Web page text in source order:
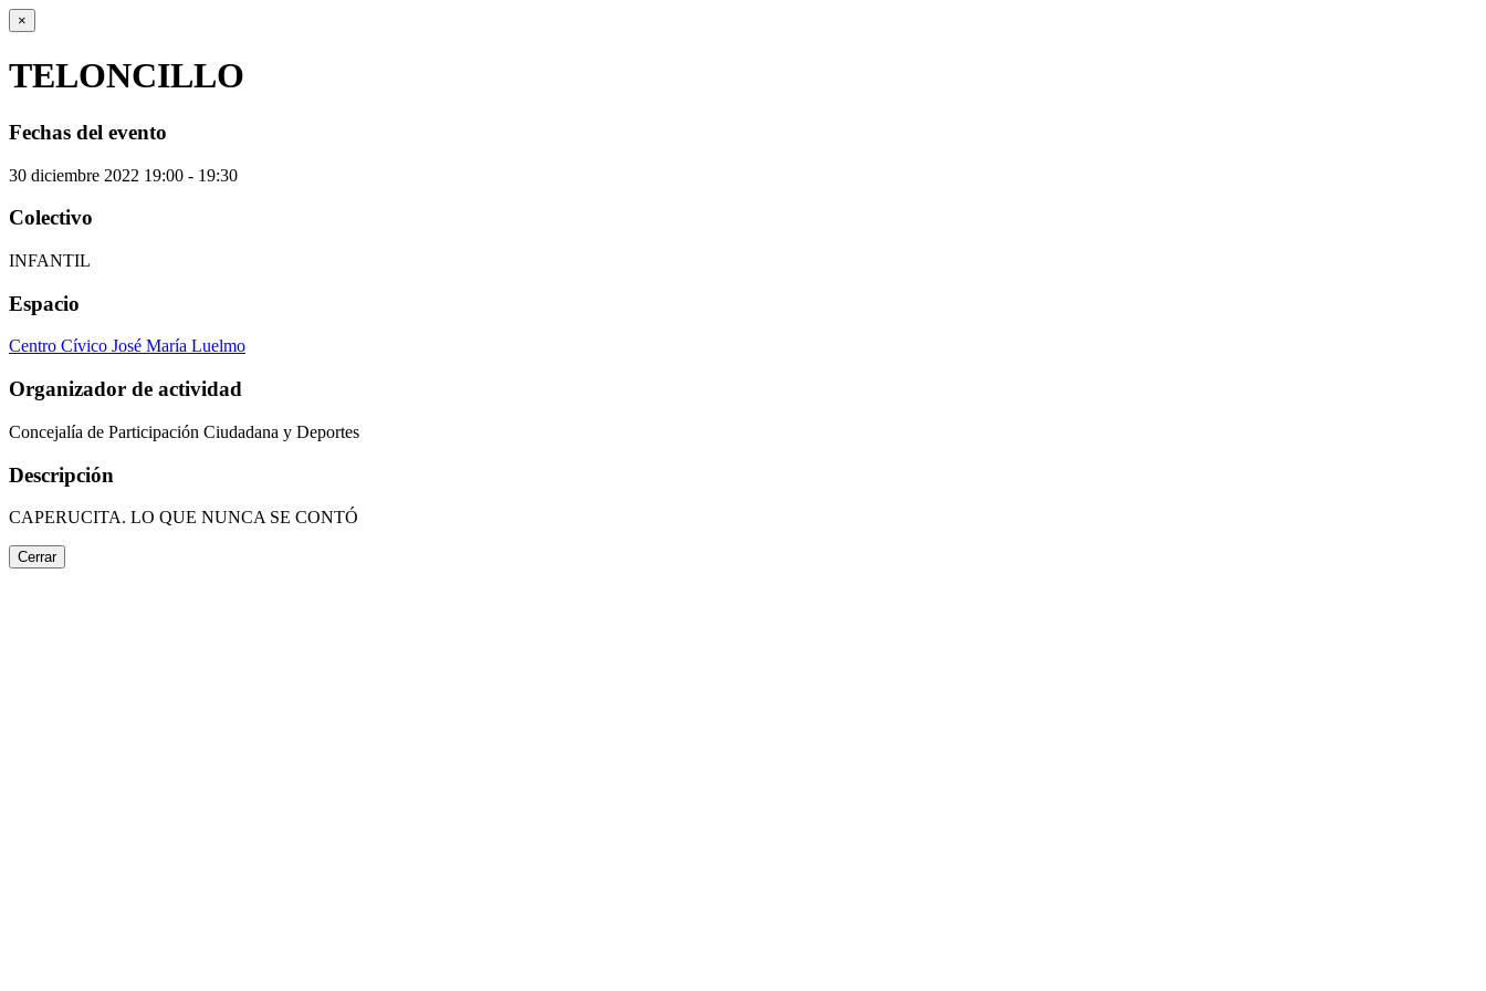
×
TELONCILLO
Fechas del evento
30 diciembre 2022 19:00 - 19:30
Colectivo
INFANTIL
Espacio
Centro Cívico José María Luelmo
Organizador de actividad
Concejalía de Participación Ciudadana y Deportes
Descripción
CAPERUCITA. LO QUE NUNCA SE CONTÓ
Cerrar